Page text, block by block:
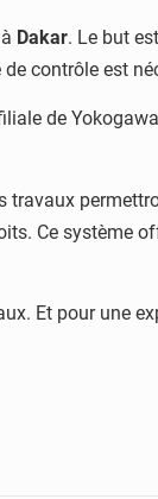
Dakar. Le but
contrôle est
de
travaux
Ce système
Et pour une